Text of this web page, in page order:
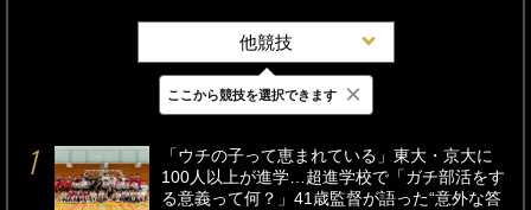
他競技
最新 24時間 週間
「ウチの子って恵まれている」東大・京大に
100人以上が進学…超進学校で「ガチ部活をす
る意義って何？」41歳監督が語った“意外な答
ここから競技を選択できます ×